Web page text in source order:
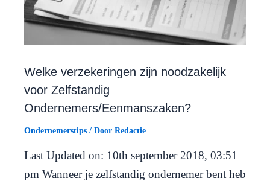
Welke verzekeringen zijn noodzakelijk
voor Zelfstandig
Ondernemers/Eenmanszaken?
Ondernemerstips / Door Redactie
Last Updated on: 10th september 2018, 03:51
pm Wanneer je zelfstandig ondernemer bent heb